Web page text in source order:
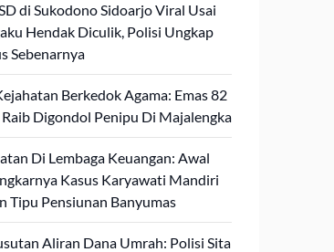
di Sukodono Sidoarjo Viral Usai
Hendak Diculik, Polisi Ungkap
Sebenarnya
Berkedok Agama: Emas 82
Digondol Penipu Di Majalengka
Di Lembaga Keuangan: Awal
Kasus Karyawati Mandiri
Tipu Pensiunan Banyumas
Aliran Dana Umrah: Polisi Sita